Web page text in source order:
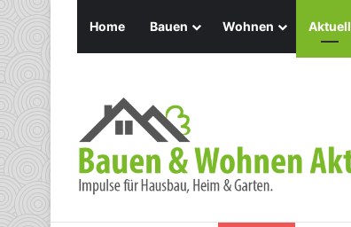
Home Bauen Wohnen Aktuell